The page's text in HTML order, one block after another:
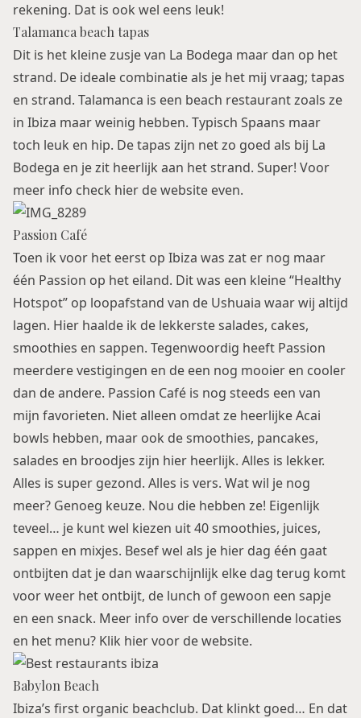
rekening. Dat is ook wel eens leuk!
Talamanca beach tapas
Dit is het kleine zusje van La Bodega maar dan op het
strand. De ideale combinatie als je het mij vraag; tapas
en strand. Talamanca is een beach restaurant zoals ze
in Ibiza maar weinig hebben. Typisch Spaans maar
toch leuk en hip. De tapas zijn net zo goed als bij La
Bodega en je zit heerlijk aan het strand. Super! Voor
meer info check hier de website even.
Passion Café
Toen ik voor het eerst op Ibiza was zat er nog maar
één Passion op het eiland. Dit was een kleine “Healthy
Hotspot” op loopafstand van de Ushuaia waar wij altijd
lagen. Hier haalde ik de lekkerste salades, cakes,
smoothies en sappen. Tegenwoordig heeft Passion
meerdere vestigingen en de een nog mooier en cooler
dan de andere. Passion Café is nog steeds een van
mijn favorieten. Niet alleen omdat ze heerlijke Acai
bowls hebben, maar ook de smoothies, pancakes,
salades en broodjes zijn hier heerlijk. Alles is lekker.
Alles is super gezond. Alles is vers. Wat wil je nog
meer? Genoeg keuze. Nou die hebben ze! Eigenlijk
teveel… je kunt wel kiezen uit 40 smoothies, juices,
sappen en mixjes. Besef wel als je hier dag één gaat
ontbijten dat je dan waarschijnlijk elke dag terug komt
voor weer het ontbijt, de lunch of gewoon een sapje
en een snack. Meer info over de verschillende locaties
en het menu? Klik hiervoor de website.
Babylon Beach
Ibiza’s first organic beachclub. Dat klinkt goed… En dat